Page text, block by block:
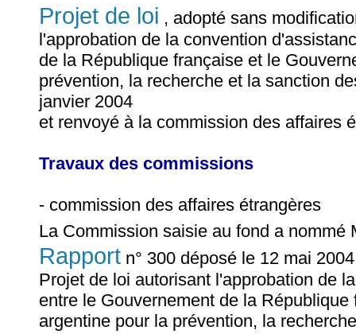
Projet de loi , adopté sans
l'approbation de la convention
de la République française et le
prévention, la recherche et la sanction
janvier 2004
et renvoyé à la commission des affaires
Travaux des commissions
- commission des affaires étrangères
La Commission saisie au fond a nommé
Rapport n° 300 déposé le 12 mai
Projet de loi autorisant l'approbation de
entre le Gouvernement de la
argentine pour la prévention, la